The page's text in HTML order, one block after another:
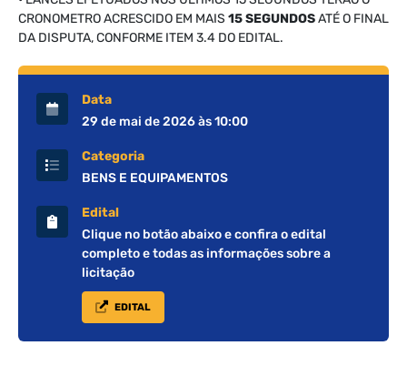
Data
29 de mai de 2026 às 10:00
Categoria
BENS E EQUIPAMENTOS
Edital
Clique no botão abaixo e confira o edital
completo e todas as informações sobre a
licitação
EDITAL
CRONOMETRO ACRESCIDO EM MAIS 15 SEGUNDOSATÉ O FINAL
DA DISPUTA, CONFORME ITEM 3.4 DO EDITAL.